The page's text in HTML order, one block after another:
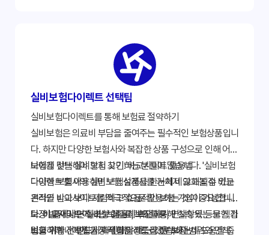
통해 최적의 선택을 하시기 바랍니다. 정보 검색 및 조회를
통해 더욱 자세한 내용을 확인하시고, 현명한 소비자가 되세
실비보험다이렉트 선택팁
실비보험다이렉트를 통해 보험료 절약하기
실비보험은 의료비 부담을 줄여주는 필수적인 보험상품입니
다. 하지만 다양한 보험사와 복잡한 상품 구성으로 인해 어떤
보험을 선택해야 할지 고민하는 분들이 많습니다. '실비보험
다이렉트'를 이용하면 보험설계사를 거치지 않고 직접 비교
견적을 받아 보다 저렴하고 효율적인 보험 가입이 가능합니
다. 이 글에서는 실비보험다이렉트를 통해 실속 있는 보험 가
입을 위한 선택팁을 자세히 알려드리겠습니다.
나에게 맞는 실비보험 찾기: 비교사이트 활용법
다양한 보험사의 실비보험 상품을 한눈에 비교해볼 수 있는
온라인 비교사이트를 적극적으로 활용하는 것이 중요합니
다. 비교사이트에서는 보험료, 보장내용, 면책항목 등을 직접
비교하여 나에게 가장 적합한 상품을 선택하는데 도움을 줍
보장 범위 및 면책 조항 꼼꼼히 확인하기
보험 가입 전 반드시 확인해야 하는 것은 보장 범위와 면책